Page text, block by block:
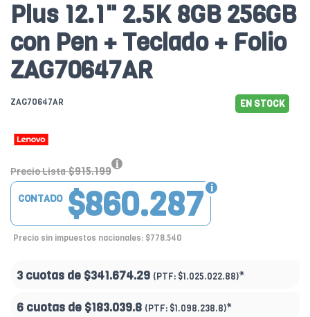
Plus 12.1" 2.5K 8GB 256GB
con Pen + Teclado + Folio
ZAG70647AR
ZAG70647AR EN STOCK
Precio Lista $915.199
$860.287
CONTADO
Precio sin impuestos nacionales: $778.540
3 cuotas de $341.674.29 (PTF: $1.025.022.88)*
6 cuotas de $183.039.8 (PTF: $1.098.238.8)*